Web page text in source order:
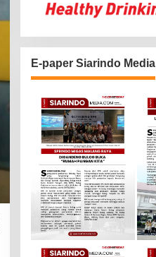
E-paper Siarindo Media